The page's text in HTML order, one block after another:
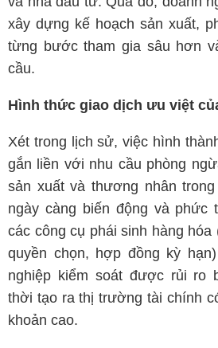
xây dựng kế hoạch sản xuất,
từng bước tham gia sâu hơn
cầu.
Hình thức giao dịch ưu việt
Xét trong lịch sử, việc hình
gắn liền với nhu cầu phòng
sản xuất và thương nhân
ngày càng biến động và phức
các công cụ phái sinh hàng
quyền chọn, hợp đồng kỳ
nghiệp kiểm soát được rủi ro
thời tạo ra thị trường tài chính
khoản cao.